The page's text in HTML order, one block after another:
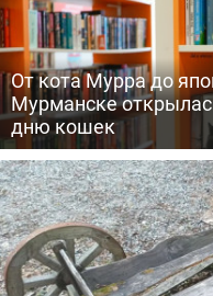
От кота Мурра до
Мурманске
дню кошек